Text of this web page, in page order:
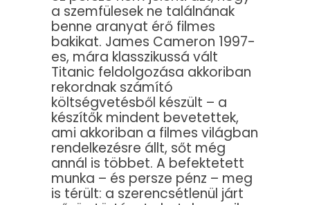
a szemfülesek ne találnának
benne aranyat érő filmes
bakikat. James Cameron 1997-
es, mára klasszikussá vált
Titanic feldolgozása akkoriban
rekordnak számító
költségvetésből készült – a
készítők mindent bevetettek,
ami akkoriban a filmes világban
rendelkezésre állt, sőt még
annál is többet. A befektetett
munka – és persze pénz – meg
is térült: a szerencsétlenül járt